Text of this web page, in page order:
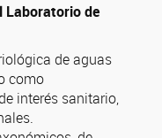
Laboratorio de
de aguas
como
interés sanitario,